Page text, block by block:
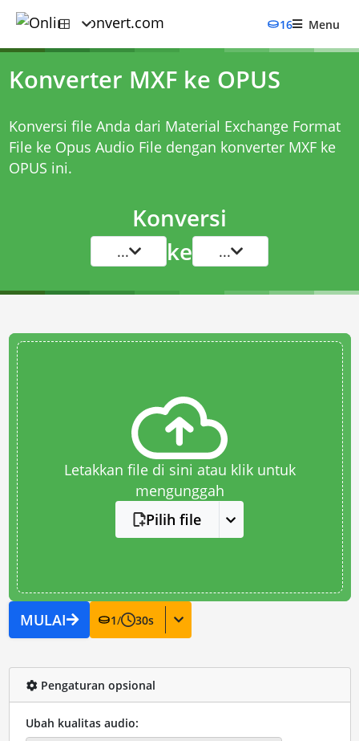
16 Menu
Konverter MXF ke OPUS
Konversi file Anda dari Material Exchange Format
File ke Opus Audio File dengan konverter MXF ke
OPUS ini.
Konversi
... ke ...
Letakkan file di sini atau klik untuk
mengunggah
Pilih file
MULAI 1/ 30s
Pengaturan opsional
Ubah kualitas audio: